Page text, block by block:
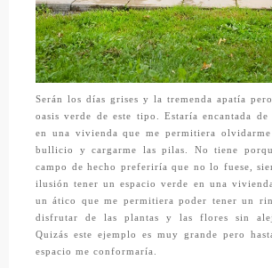
Serán los días grises y la tremenda apatía
oasis verde de este tipo. Estaría encantada de
en una vivienda que me permitiera
bullicio y cargarme las pilas. No tiene
campo de hecho preferiría que no lo fuese,
ilusión tener un espacio verde en una
un ático que me permitiera poder tener un
disfrutar de las plantas y las flores sin
Quizás este ejemplo es muy grande pero
espacio me conformaría.